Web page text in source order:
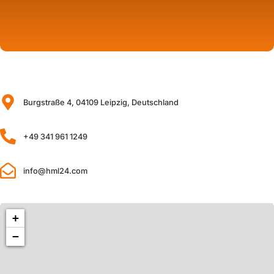
Burgstraße 4, 04109 Leipzig, Deutschland
+49 341 961 1249
info@hml24.com
+
−